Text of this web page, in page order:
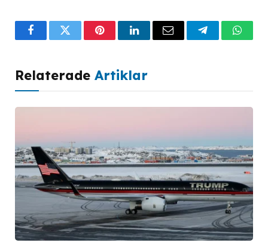
FacebookTwitterPinterestLinkedInEmail Telegram
Relaterade Artiklar